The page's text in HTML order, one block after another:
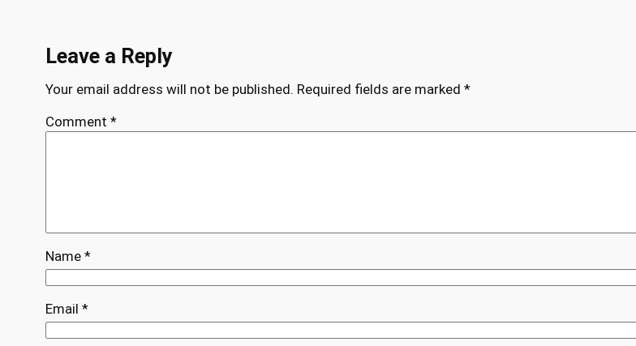
Leave a Reply
Your email address will not be published. Required fields are marked *
Comment *
Name *
Email *